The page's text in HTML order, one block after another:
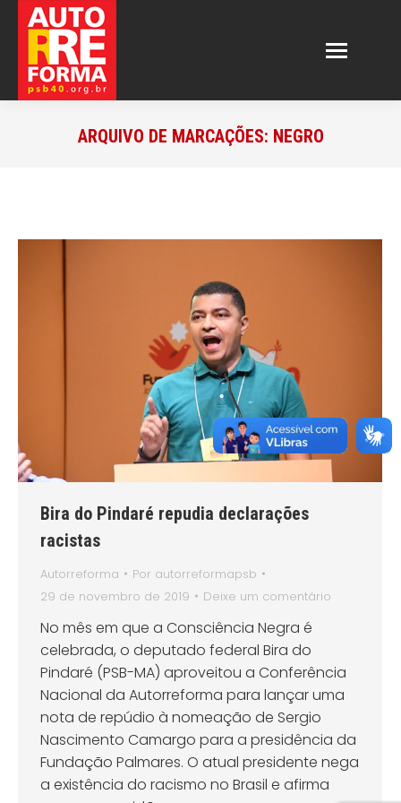
ARQUIVO DE MARCAÇÕES: NEGRO
Bira do Pindaré repudia declarações
racistas
Autorreforma Por autorreformapsb
29 de novembro de 2019
Deixe um comentário
No mês em que a Consciência Negra é
celebrada, o deputado federal Bira do
Pindaré (PSB-MA) aproveitou a Conferência
Nacional da Autorreforma para lançar uma
nota de repúdio à nomeação de Sergio
Nascimento Camargo para a presidência da
Fundação Palmares. O atual presidente nega
a existência do racismo no Brasil e afirma